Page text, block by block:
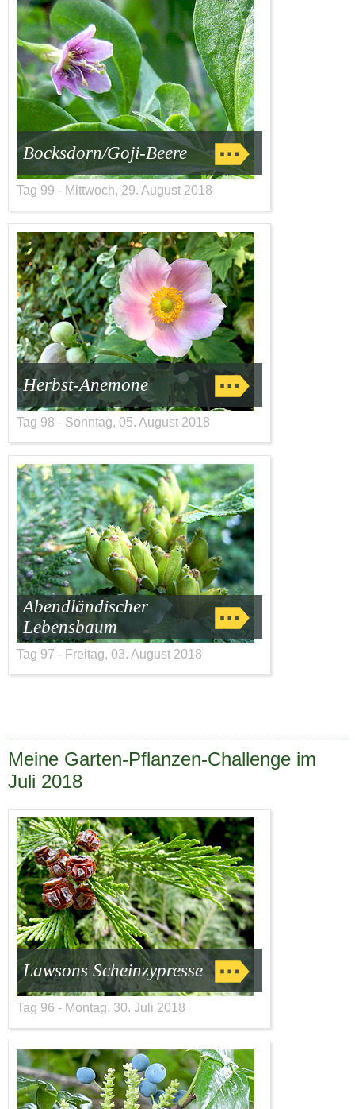
Bocksdorn/Goji-Beere
Tag 99 - Mittwoch, 29. August 2018
Herbst-Anemone
Tag 98 - Sonntag, 05. August 2018
Abendländischer
Lebensbaum
Tag 97 - Freitag, 03. August 2018
Meine Garten-Pflanzen-Challenge im
Juli 2018
Lawsons Scheinzypresse
Tag 96 - Montag, 30. Juli 2018